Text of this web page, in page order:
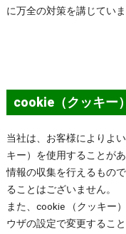
に万全の対策を講じていま
cookie（クッキー
当社は、お客様によりよ
キー）を使用することが
情報の収集を行えるもの
ることはございません。
また、cookie （クッキー
ウザの設定で変更すること